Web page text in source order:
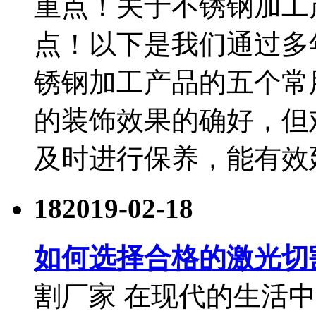
点！以下是我们通过
锈钢加工产品的五个
的装饰效果的确好，
及时进行保养，能有
182019-02-18
如何选择合格的激光
割厂家 在现代的生活